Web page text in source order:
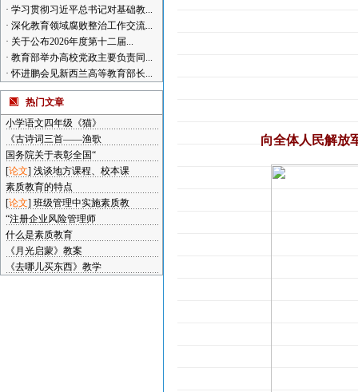
· 学习贯彻习近平总书记对基础教...
· 深化教育领域腐败整治工作交流...
· 关于公布2026年度第十二届...
· 教育部举办高校党政主要负责同...
· 怀进鹏会见新西兰高等教育部长...
热门文章
小学语文四年级《猫》
《古诗词三首——渔歌
国务院关于表彰全国“
[论文] 浅谈地方课程、校本课
素质教育的特点
[论文] 班级管理中实施素质教
“注册企业风险管理师
什么是素质教育
《月光启蒙》教案
《去哪儿买东西》教学
向全体人民解放